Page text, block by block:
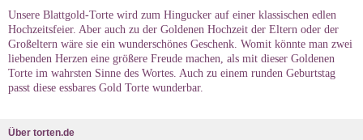
Unsere Blattgold-Torte wird zum Hingucker auf einer klassischen edlen
Hochzeitsfeier. Aber auch zu der Goldenen Hochzeit der Eltern oder der
Großeltern wäre sie ein wunderschönes Geschenk. Womit könnte man zwei
liebenden Herzen eine größere Freude machen, als mit dieser Goldenen
Torte im wahrsten Sinne des Wortes. Auch zu einem runden Geburtstag
passt diese essbares Gold Torte wunderbar.
Über torten.de